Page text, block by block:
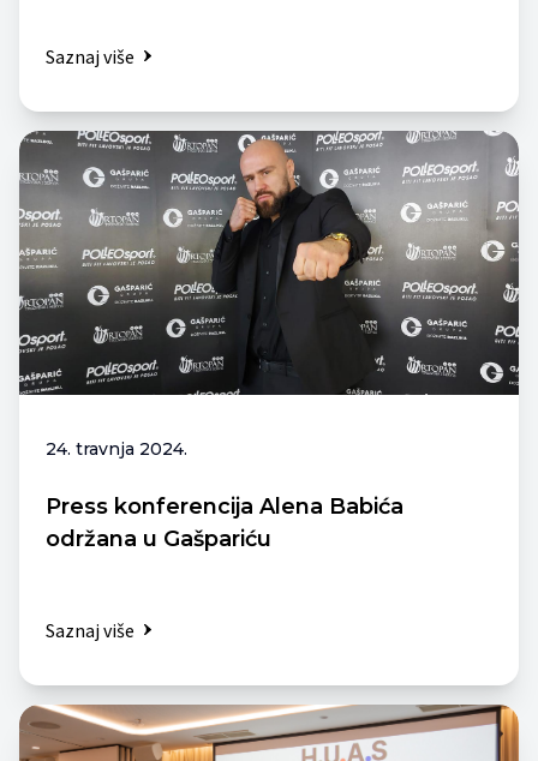
Saznaj više
24. travnja 2024.
Press konferencija Alena Babića
održana u Gašpariću
Saznaj više